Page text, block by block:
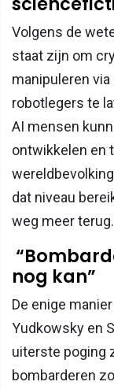
Volgens de
staat zijn om
manipuleren
robotlegers te
AI mensen
ontwikkelen en
dat niveau
weg meer terug.
nog kan”
De enige
Yudkowsky en
uiterste poging
bombarderen